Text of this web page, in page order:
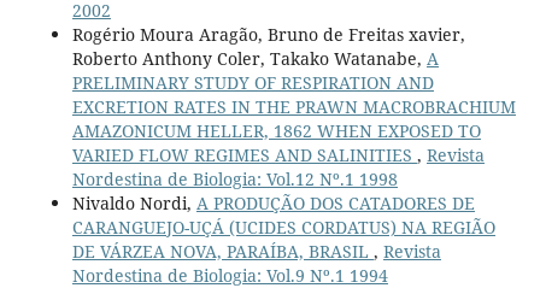
2002
Rogério Moura Aragão, Bruno de Freitas xavier,
Roberto Anthony Coler, Takako Watanabe, A
PRELIMINARY STUDY OF RESPIRATION AND
EXCRETION RATES IN THE PRAWN MACROBRACHIUM
AMAZONICUM HELLER, 1862 WHEN EXPOSED TO
VARIED FLOW REGIMES AND SALINITIES , Revista
Nordestina de Biologia: Vol.12 Nº.1 1998
Nivaldo Nordi, A PRODUÇÃO DOS CATADORES DE
CARANGUEJO-UÇÁ (UCIDES CORDATUS) NA REGIÃO
DE VÁRZEA NOVA, PARAÍBA, BRASIL , Revista
Nordestina de Biologia: Vol.9 Nº.1 1994